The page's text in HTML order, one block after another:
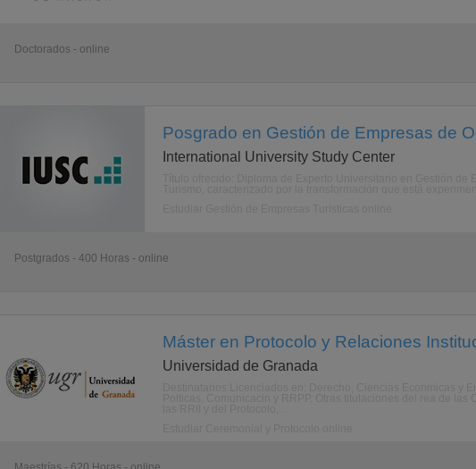
Doctorados - online
Posgrado en Gestión de Empresas de
International University Study Center
Postgrados - 400 Horas - online
Máster en Protocolo y Relaciones
Universidad de Granada